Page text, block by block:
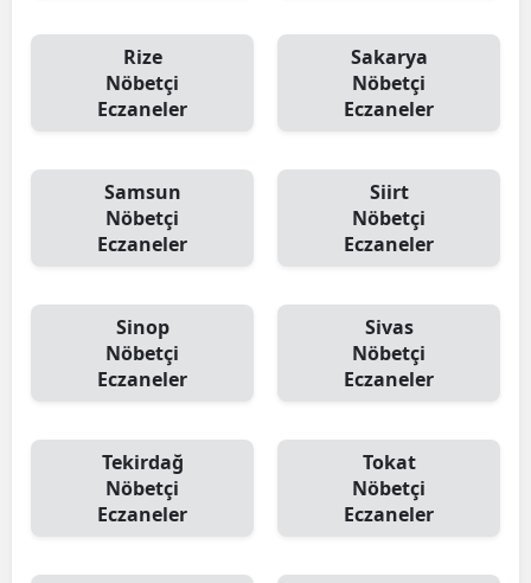
Rize
Nöbetçi
Eczaneler
Sakarya
Nöbetçi
Eczaneler
Samsun
Nöbetçi
Eczaneler
Siirt
Nöbetçi
Eczaneler
Sinop
Nöbetçi
Eczaneler
Sivas
Nöbetçi
Eczaneler
Tekirdağ
Nöbetçi
Eczaneler
Tokat
Nöbetçi
Eczaneler